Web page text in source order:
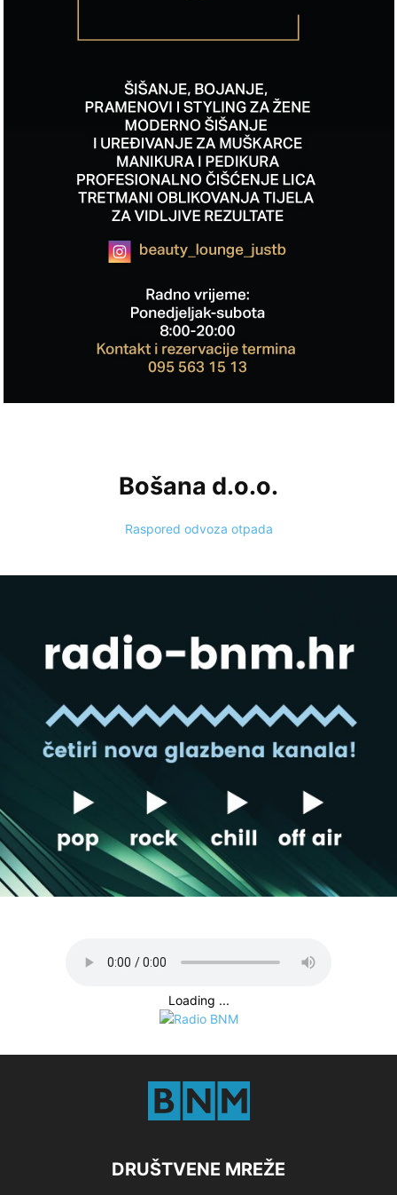
Bošana d.o.o.
Raspored odvoza otpada
Loading ...
DRUŠTVENE MREŽE